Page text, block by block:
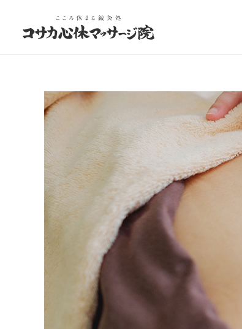
お悩み改善治療
体のお悩み
4月を乗り切るコツと鍼灸
お菓子のドカ食いは意志の
弱さ？東洋医学的には…